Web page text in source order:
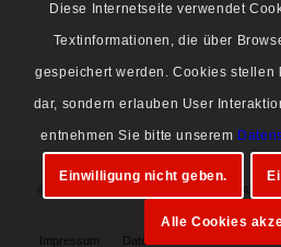
© Copyright 1997-2026 Mike Schnoor. Alle
Impressum Datenschutz
Diese Internetseite verwendet
Textinformationen, die über
gespeichert werden. Cookies stellen
dar, sondern erlauben User
entnehmen Sie bitte unserem
Einwilligung nicht geben.
Alle Cookies